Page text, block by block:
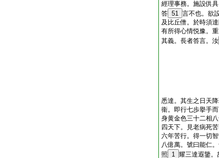
經理事務。施設供
答 51 言不也。欲
及比丘僧。於時須
有所得心情悦豫。
其義。長者答言。汝
悉達。其生之日天
衞。即行七歩擧手
身黄金色三十二相
四天下。見老病死
六年苦行。得一切
八億萬。號曰能仁
照
1 耀三達遐鑒。